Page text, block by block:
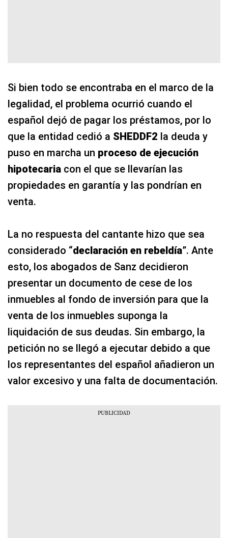
Si bien todo se encontraba en el marco de la
legalidad, el problema ocurrió cuando el
español dejó de pagar los préstamos, por lo
que la entidad cedió a SHEDDF2 la deuda y
puso en marcha un proceso de ejecución
hipotecaria con el que se llevarían las
propiedades en garantía y las pondrían en
venta.
La no respuesta del cantante hizo que sea
considerado “declaración en rebeldía”. Ante
esto, los abogados de Sanz decidieron
presentar un documento de cese de los
inmuebles al fondo de inversión para que la
venta de los inmuebles suponga la
liquidación de sus deudas. Sin embargo, la
petición no se llegó a ejecutar debido a que
los representantes del español añadieron un
valor excesivo y una falta de documentación.